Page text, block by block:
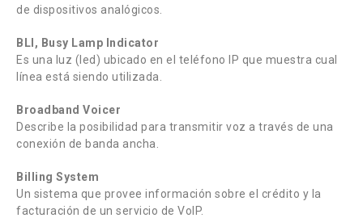
de dispositivos analógicos.
BLI, Busy Lamp Indicator
Es una luz (led) ubicado en el teléfono IP que muestra cual
línea está siendo utilizada.
Broadband Voicer
Describe la posibilidad para transmitir voz a través de una
conexión de banda ancha.
Billing System
Un sistema que provee información sobre el crédito y la
facturación de un servicio de VoIP.